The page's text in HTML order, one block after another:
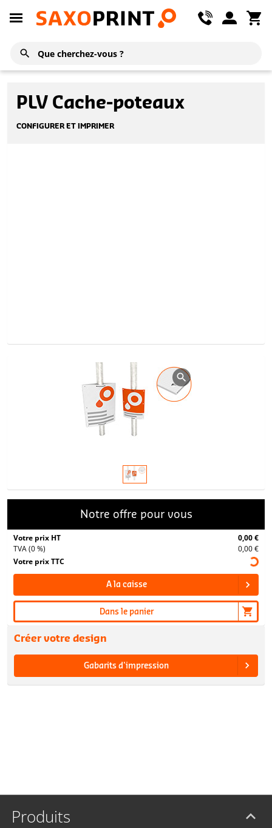
PLV Cache-poteaux
CONFIGURER ET IMPRIMER
Notre offre pour vous
Votre prix HT
0,00 €
TVA (0 %)
0,00 €
Votre prix TTC
A la caisse
Dans le panier
Créer votre design
Gabarits d'impression
Produits